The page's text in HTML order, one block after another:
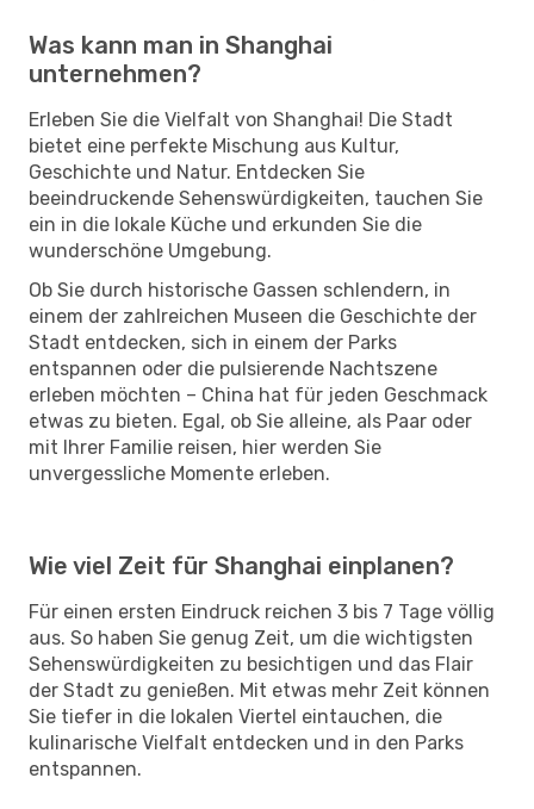
Was kann man in Shanghai
unternehmen?
Erleben Sie die Vielfalt von Shanghai! Die Stadt
bietet eine perfekte Mischung aus Kultur,
Geschichte und Natur. Entdecken Sie
beeindruckende Sehenswürdigkeiten, tauchen Sie
ein in die lokale Küche und erkunden Sie die
wunderschöne Umgebung.
Ob Sie durch historische Gassen schlendern, in
einem der zahlreichen Museen die Geschichte der
Stadt entdecken, sich in einem der Parks
entspannen oder die pulsierende Nachtszene
erleben möchten – China hat für jeden Geschmack
etwas zu bieten. Egal, ob Sie alleine, als Paar oder
mit Ihrer Familie reisen, hier werden Sie
unvergessliche Momente erleben.
Wie viel Zeit für Shanghai einplanen?
Für einen ersten Eindruck reichen 3 bis 7 Tage völlig
aus. So haben Sie genug Zeit, um die wichtigsten
Sehenswürdigkeiten zu besichtigen und das Flair
der Stadt zu genießen. Mit etwas mehr Zeit können
Sie tiefer in die lokalen Viertel eintauchen, die
kulinarische Vielfalt entdecken und in den Parks
entspannen.